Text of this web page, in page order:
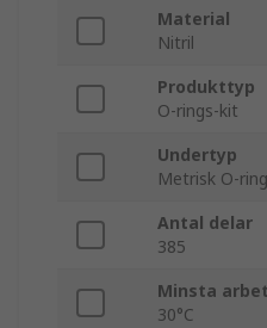
Material
Nitril
Produkttyp
O-rings-kit
Undertyp
Metrisk O-
Antal delar
385
Minsta
30°C